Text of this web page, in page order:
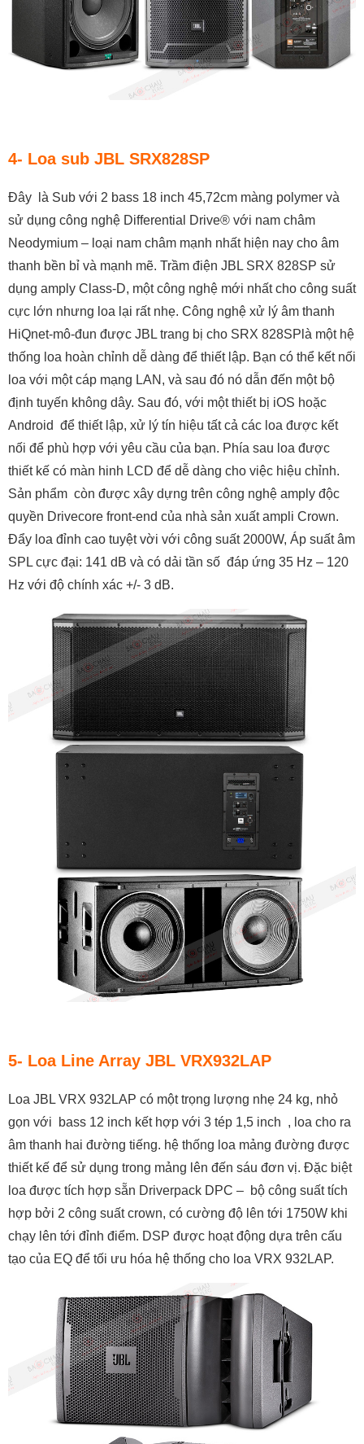
4- Loa sub JBL SRX828SP
Đây là Sub với 2 bass 18 inch 45,72cm màng polymer và
sử dụng công nghệ Differential Drive® với nam châm
Neodymium – loại nam châm mạnh nhất hiện nay cho âm
thanh bền bỉ và mạnh mẽ. Trầm điện JBL SRX 828SP sử
dụng amply Class-D, một công nghệ mới nhất cho công suất
cực lớn nhưng loa lại rất nhẹ. Công nghệ xử lý âm thanh
HiQnet-mô-đun được JBL trang bị cho SRX 828SPlà một hệ
thống loa hoàn chỉnh dễ dàng để thiết lập. Bạn có thể kết nối
loa với một cáp mạng LAN, và sau đó nó dẫn đến một bộ
định tuyến không dây. Sau đó, với một thiết bị iOS hoặc
Android để thiết lập, xử lý tín hiệu tất cả các loa được kết
nối để phù hợp với yêu cầu của bạn. Phía sau loa được
thiết kế có màn hinh LCD để dễ dàng cho việc hiệu chỉnh.
Sản phẩm còn được xây dựng trên công nghệ amply độc
quyền Drivecore front-end của nhà sản xuất ampli Crown.
Đẩy loa đỉnh cao tuyệt vời với công suất 2000W, Áp suất âm
SPL cực đại: 141 dB và có dải tần số đáp ứng 35 Hz – 120
Hz với độ chính xác +/- 3 dB.
5- Loa Line Array JBL VRX932LAP
Loa JBL VRX 932LAP có một trọng lượng nhẹ 24 kg, nhỏ
gọn với bass 12 inch kết hợp với 3 tép 1,5 inch , loa cho ra
âm thanh hai đường tiếng. hệ thống loa mảng đường được
thiết kế để sử dụng trong mảng lên đến sáu đơn vị. Đặc biệt
loa được tích hợp sẵn Driverpack DPC – bộ công suất tích
hợp bởi 2 công suất crown, có cường độ lên tới 1750W khi
chạy lên tới đỉnh điểm. DSP được hoạt động dựa trên cấu
tạo của EQ để tối ưu hóa hệ thống cho loa VRX 932LAP.